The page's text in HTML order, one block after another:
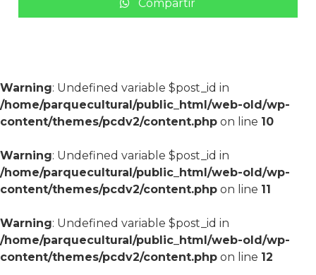
Compartir
Warning: Undefined variable $post_id in
/home/parquecultural/public_html/web-old/wp-
content/themes/pcdv2/content.php on line 10
Warning: Undefined variable $post_id in
/home/parquecultural/public_html/web-old/wp-
content/themes/pcdv2/content.php on line 11
Warning: Undefined variable $post_id in
/home/parquecultural/public_html/web-old/wp-
content/themes/pcdv2/content.php on line 12